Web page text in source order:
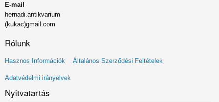
E-mail
hernadi.antikvarium
(kukac)gmail.com
Rólunk
Lábléc
menü
Hasznos Információk Általános Szerződési Feltételek
Adatvédelmi irányelvek
Nyitvatartás